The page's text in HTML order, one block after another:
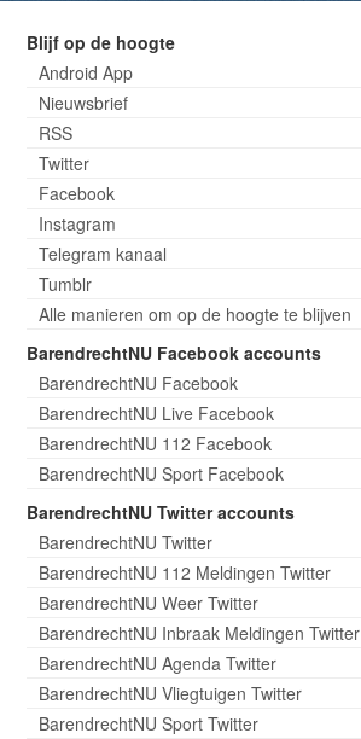
Blijf op de hoogte
Android App
Nieuwsbrief
RSS
Twitter
Facebook
Instagram
Telegram kanaal
Tumblr
Alle manieren om op de hoogte te blijven
BarendrechtNU Facebook accounts
BarendrechtNU Facebook
BarendrechtNU Live Facebook
BarendrechtNU 112 Facebook
BarendrechtNU Sport Facebook
BarendrechtNU Twitter accounts
BarendrechtNU Twitter
BarendrechtNU 112 Meldingen Twitter
BarendrechtNU Weer Twitter
BarendrechtNU Inbraak Meldingen Twitter
BarendrechtNU Agenda Twitter
BarendrechtNU Vliegtuigen Twitter
BarendrechtNU Sport Twitter